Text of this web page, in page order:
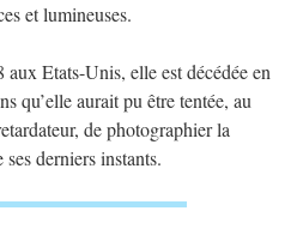
et lumineuses.
aux Etats-Unis, elle est décédée en
qu’elle aurait pu être tentée, au
de photographier la
derniers instants.